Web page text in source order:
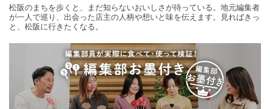
松阪のまちを歩くと、まだ知らないおいしさが待っている。地元編集者
が一人で巡り、出会った店主の人柄や想いと味を伝えます。見ればきっ
と、松阪に行きたくなる。